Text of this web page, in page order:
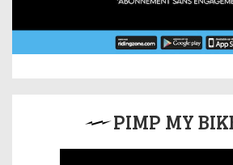
PIMP MY